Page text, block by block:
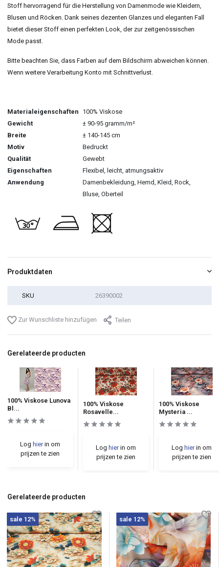
Stoff hervorragend für die Herstellung von Damenmode wie Kleidern,
Blusen und Röcken. Dank seines dezenten Glanzes und eleganten Fall
bietet dieser Stoff einen perfekten Look, der zur zeitgenössischen
Mode passt.
Bitte beachten Sie, dass Farben auf dem Bildschirm abweichen können.
Wenn weitere Verarbeitung Konto mit Schnittverlust.
Materialeigenschaften
100% Viskose
Gewicht
± 90-95 gramm/m²
Breite
± 140-145 cm
Motiv
Bedruckt
Qualität
Gewebt
Eigenschaften
Flexibel, leicht, atmungsaktiv
Anwendung
Damenbekleidung, Hemd, Kleid, Rock,
Bluse, Oberteil
Produktdaten
SKU 26390002
Zur Wunschliste hinzufügen Teilen
Gerelateerde producten
100% Viskose Lunova
Bl...
Log hierin om
prijzen te zien
100% Viskose
Rosavelle...
Log hierin om
prijzen te zien
100% Viskose
Mysteria ...
Log hierin om
prijzen te zien
Gerelateerde producten
sale 12% sale 12%